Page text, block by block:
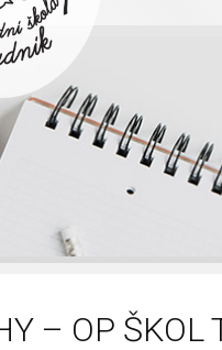
– OP ŠKOL